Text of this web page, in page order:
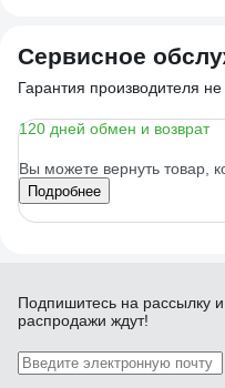
Сервисное
Гарантия производителя
120 дней обмен и возврат
Вы можете вернуть товар,
Подробнее
Подпишитесь на рассылку
распродажи ждут!